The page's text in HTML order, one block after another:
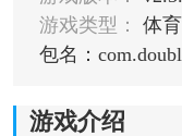
游戏类型：
体
游戏介绍